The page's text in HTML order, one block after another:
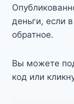
деньги, если
обратное.
Вы можете
код или